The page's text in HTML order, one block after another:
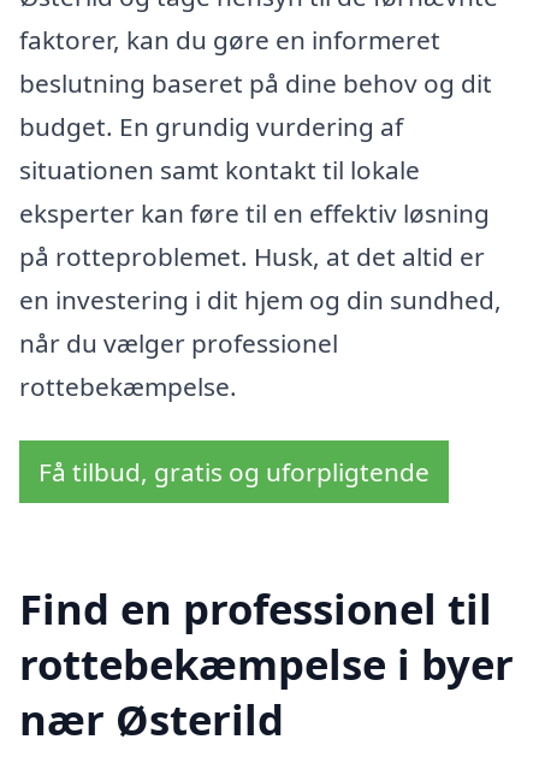
faktorer, kan du gøre en informeret
beslutning baseret på dine behov og dit
budget. En grundig vurdering af
situationen samt kontakt til lokale
eksperter kan føre til en effektiv løsning
på rotteproblemet. Husk, at det altid er
en investering i dit hjem og din sundhed,
når du vælger professionel
rottebekæmpelse.
Få tilbud, gratis og uforpligtende
Find en professionel til
rottebekæmpelse i byer
nær Østerild